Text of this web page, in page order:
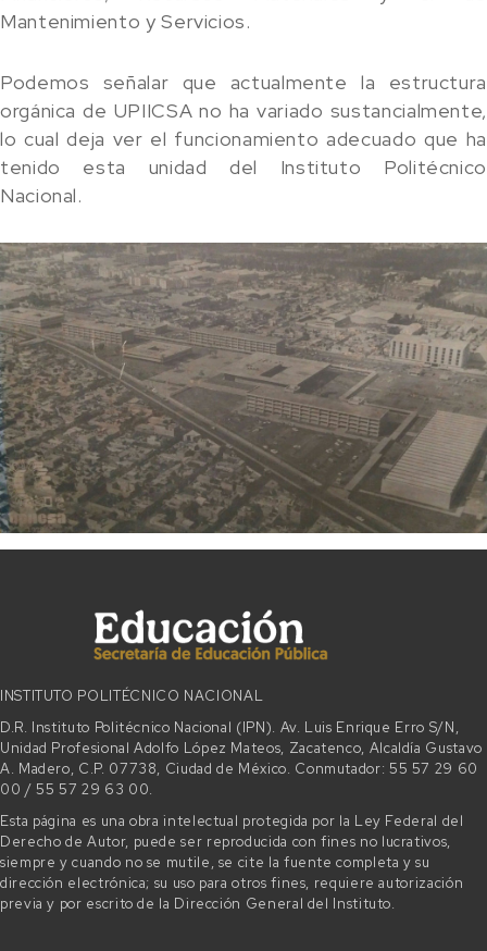
Mantenimiento y Servicios.
Podemos señalar que actualmente la estructura
orgánica de UPIICSA no ha variado sustancialmente,
lo cual deja ver el funcionamiento adecuado que ha
tenido esta unidad del Instituto Politécnico
Nacional.
INSTITUTO POLITÉCNICO NACIONAL
D.R. Instituto Politécnico Nacional (IPN). Av. Luis Enrique Erro S/N,
Unidad Profesional Adolfo López Mateos, Zacatenco, Alcaldía Gustavo
A. Madero, C.P. 07738, Ciudad de México. Conmutador: 55 57 29 60
00 / 55 57 29 63 00.
Esta página es una obra intelectual protegida por la Ley Federal del
Derecho de Autor, puede ser reproducida con fines no lucrativos,
siempre y cuando no se mutile, se cite la fuente completa y su
dirección electrónica; su uso para otros fines, requiere autorización
previa y por escrito de la Dirección General del Instituto.